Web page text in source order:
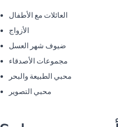
العائلات مع الأطفال
الأزواج
ضيوف شهر العسل
مجموعات الأصدقاء
محبي الطبيعة والبحر
محبي التصوير